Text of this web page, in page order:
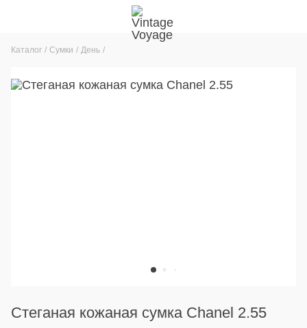
Каталог Сумки День
Стеганая кожаная сумка Chanel 2.55